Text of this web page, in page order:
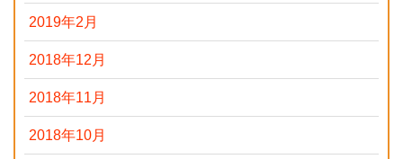
2019年2月
2018年12月
2018年11月
2018年10月